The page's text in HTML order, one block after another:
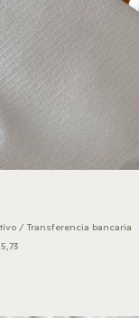
/ Transferencia bancaria